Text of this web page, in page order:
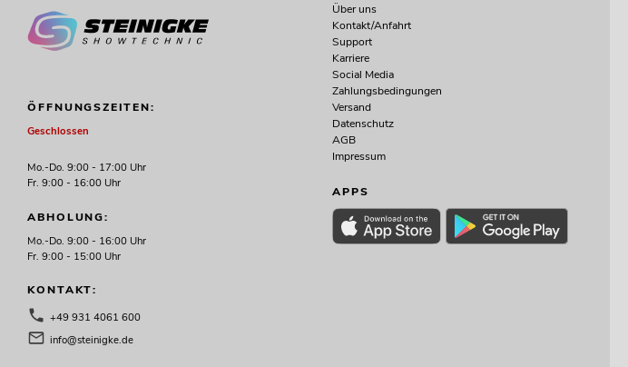
ÖFFNUNGSZEITEN:
Geschlossen
Mo.-Do. 9:00 - 17:00 Uhr
Fr. 9:00 - 16:00 Uhr
ABHOLUNG:
Mo.-Do. 9:00 - 16:00 Uhr
Fr. 9:00 - 15:00 Uhr
KONTAKT:
+49 931 4061 600
info@steinigke.de
Über uns
Kontakt/Anfahrt
Support
Karriere
Social Media
Zahlungsbedingungen
Versand
Datenschutz
AGB
Impressum
APPS